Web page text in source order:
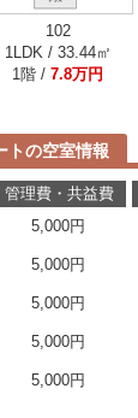
102
1LDK / 33.44㎡
1階 / 7.8万円
トの空室情報
管理費・共益費
5,000円
5,000円
5,000円
5,000円
5,000円